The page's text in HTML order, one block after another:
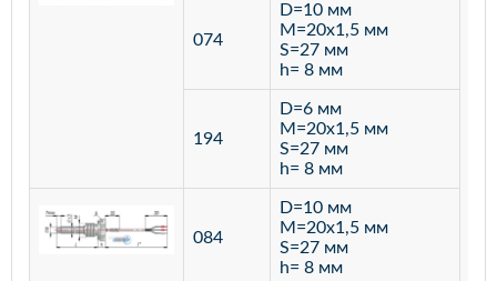
074
D=10 мм
M=20х1,5 мм
S=27 мм
h= 8 мм
194
D=6 мм
M=20х1,5 мм
S=27 мм
h= 8 мм
084
D=10 мм
M=20х1,5 мм
S=27 мм
h= 8 мм